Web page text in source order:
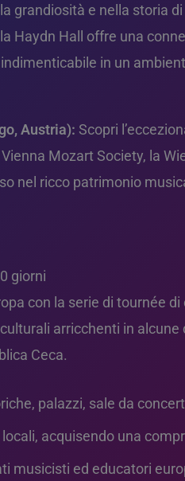
grandiosità e nella storia
Hall offre una
in un
Austria): Scopri
Mozart Society, la
nel ricco patrimonio
giorni
con la serie di tournée
arricchenti in alcune
Ceca.
palazzi, sale da
acquisendo una
musicisti ed educatori